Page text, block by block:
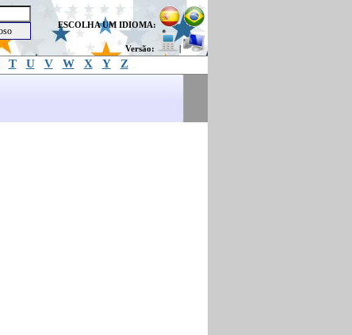
ESCOLHA UM IDIOMA:
Versão: |
T U V W X Y Z